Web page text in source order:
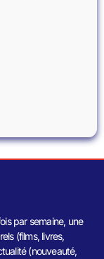
par semaine, une
(films, livres,
(nouveauté,